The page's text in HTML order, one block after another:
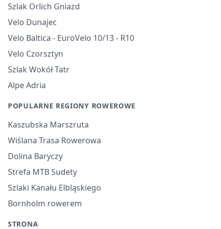
Szlak Orlich Gniazd
Velo Dunajec
Velo Baltica - EuroVelo 10/13 - R10
Velo Czorsztyn
Szlak Wokół Tatr
Alpe Adria
POPULARNE REGIONY ROWEROWE
Kaszubska Marszruta
Wiślana Trasa Rowerowa
Dolina Baryczy
Strefa MTB Sudety
Szlaki Kanału Elbląskiego
Bornholm rowerem
STRONA